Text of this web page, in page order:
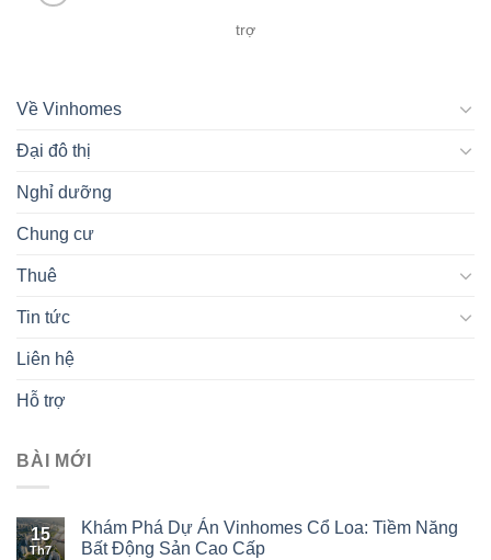
trợ
Về Vinhomes
Đại đô thị
Nghỉ dưỡng
Chung cư
Thuê
Tin tức
Liên hệ
Hỗ trợ
BÀI MỚI
15
Th7
Khám Phá Dự Án Vinhomes Cổ Loa: Tiềm Năng
Bất Động Sản Cao Cấp